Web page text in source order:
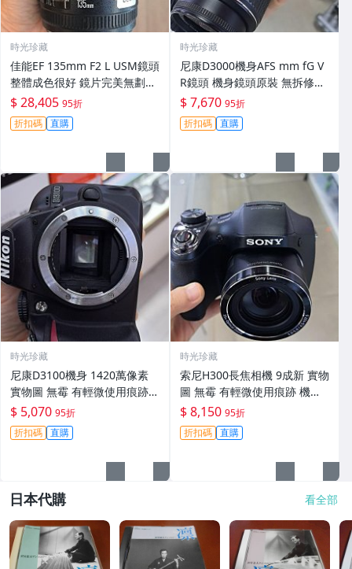
時光珍藏
佳能EF 135mm F2 L USM鏡頭
整體成色很好 鏡片完美無劃痕
功能一切正常 無拆修無-3430
$ 28,405 95折
折扣碼 直購
時光珍藏
尼康D3000機身AFS mm fG V
R鏡頭 機身鏡頭原裝 無拆修無
翻新 有輕微使用痕跡 鏡頭-34
30
$ 7,670 95折
折扣碼 直購
時光珍藏
尼康D3100機身 1420萬像素
實物圖 無霉 有輕微使用痕跡
機身原裝 無拆修無翻新 臨-34
3
$ 5,070 95折
折扣碼 直購
時光珍藏
索尼H300長焦相機 9成新 實物
圖 無霉 有輕微使用痕跡 機身
鏡頭原裝 無拆修無翻新-3430
$ 8,150 95折
折扣碼 直購
日本代購 看全部